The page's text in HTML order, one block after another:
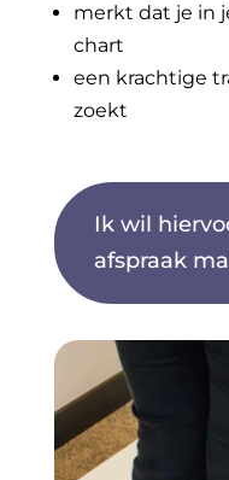
merkt dat je in
chart
een krachtige
zoekt
Ik wil
afspraak